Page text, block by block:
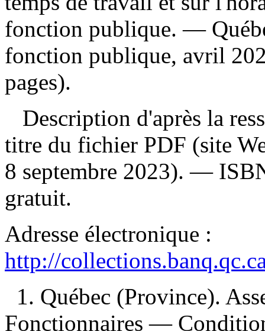
fonction publique. —
fonction publique, avril
pages).
Description d'après la
titre du fichier PDF (site
8 septembre 2023). —
gratuit.
Adresse électronique :
http://
1. Québec (Province).
Fonctionnaires —